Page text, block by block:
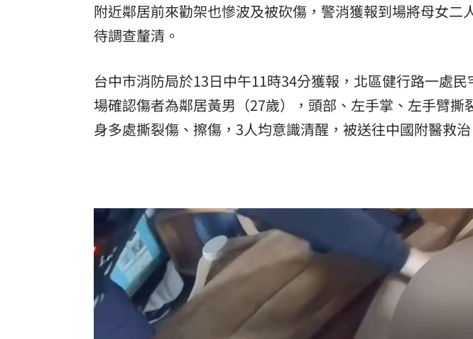
附近鄰居前來勸架也慘波及被砍傷，警消獲報到場將母女二
待調查釐清。
台中市消防局於13日中午11時34分獲報，北區健行路一處
場確認傷者為鄰居黃男（27歲），頭部、左手掌、左手臂撕
身多處撕裂傷、擦傷，3人均意識清醒，被送往中國附醫救治